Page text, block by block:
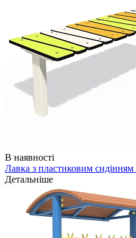
В наявності
Лавка з пластиковим
Детальніше